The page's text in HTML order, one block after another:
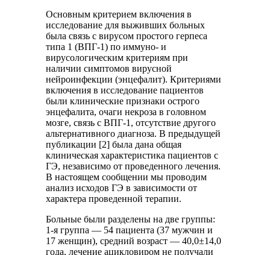
Основным критерием включения в
исследование для выживших больных
была связь с вирусом простого герпеса
типа 1 (ВПГ-1) по иммуно- и
вирусологическим критериям при
наличии симптомов вирусной
нейроинфекции (энцефалит). Критериями
включения в исследование пациентов
были клинические признаки острого
энцефалита, очаги некроза в головном
мозге, связь с ВПГ-1, отсутствие другого
альтернативного диагноза. В предыдущей
публикации [2] была дана общая
клиническая характеристика пациентов с
ГЭ, независимо от проведенного лечения.
В настоящем сообщении мы проводим
анализ исходов ГЭ в зависимости от
характера проведенной терапии.
Больные были разделены на две группы:
1-я группа — 54 пациента (37 мужчин и
17 женщин), средний возраст — 40,0±14,0
года, лечение ацикловиром не получали